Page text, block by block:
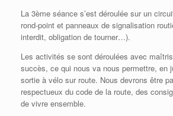
La 3ème séance s’est déroulée sur un
rond-point et panneaux de signalisation
interdit, obligation de tourner…).
Les activités se sont déroulées avec
succès, ce qui nous va nous permettre, en
sortie à vélo sur route. Nous devrons être
respectueux du code de la route, des
de vivre ensemble.